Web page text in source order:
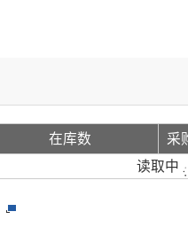
在库数
采
读取中